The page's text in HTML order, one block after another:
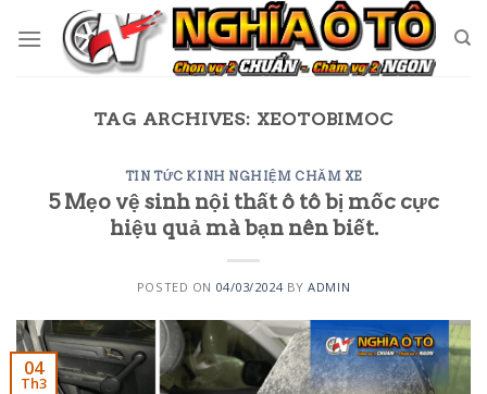
TAG ARCHIVES: XEOTOBIMOC
TIN TỨC KINH NGHIỆM CHĂM XE
5 Mẹo vệ sinh nội thất ô tô bị mốc cực
hiệu quả mà bạn nên biết.
POSTED ON 04/03/2024BYADMIN
04
Th3